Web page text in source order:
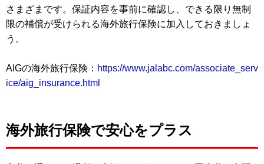
さまざまです。保証内容を事前に確認し、できる限り無制
限の補償が受けられる海外旅行保険に加入しておきましょ
う。
AIGの海外旅行保険： https://www.jalabc.com/associate_serv
ice/aig_insurance.html
海外旅行保険で安心をプラス